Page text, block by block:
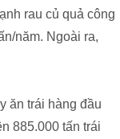
rau củ quả công
năm. Ngoài ra,
ăn trái hàng đầu
885.000 tấn trái